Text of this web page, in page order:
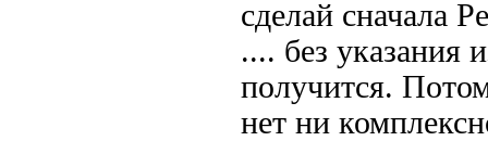
сделай сначала
.... без указания
получится.
нет ни